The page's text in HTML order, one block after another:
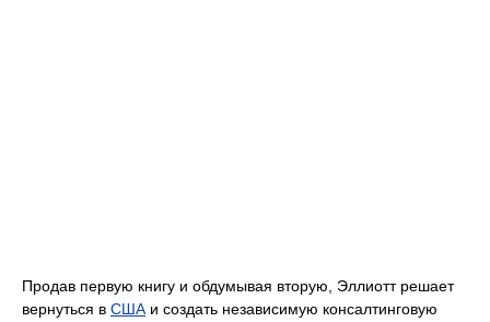
Продав первую книгу и обдумывая вторую, Эллиотт решает
вернуться в США и создать независимую консалтинговую